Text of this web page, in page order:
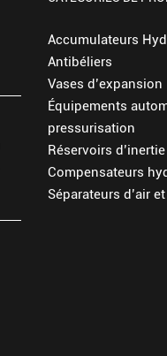
Accumulateurs
Antibéliers
Vases d’expansion
Équipements
pressurisation
Réservoirs d’inertie
Compensateurs
Séparateurs d’air